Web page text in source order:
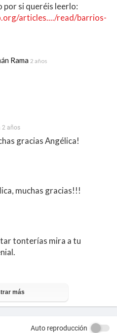
por si queréis leerlo:
articles..../read/barrios-
Rama 2 años
2 años
gracias Angélica!
muchas gracias!!!
tonterías mira a tu
más
Auto reproducción